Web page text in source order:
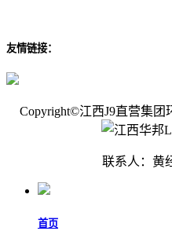
友情链接：
Copyright©江西J9直营集团
联系人：黄
首页